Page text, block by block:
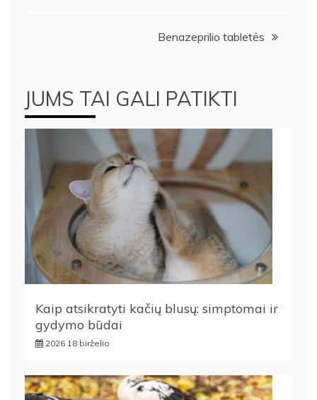
Benazeprilio tabletės
JUMS TAI GALI PATIKTI
Kaip atsikratyti kačių blusų: simptomai ir
gydymo būdai
2026 18 birželio